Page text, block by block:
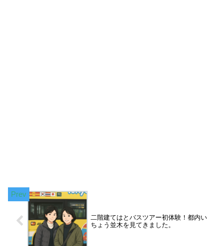
二階建てはとバスツアー初体験！都内い
ちょう並木を見てきました。